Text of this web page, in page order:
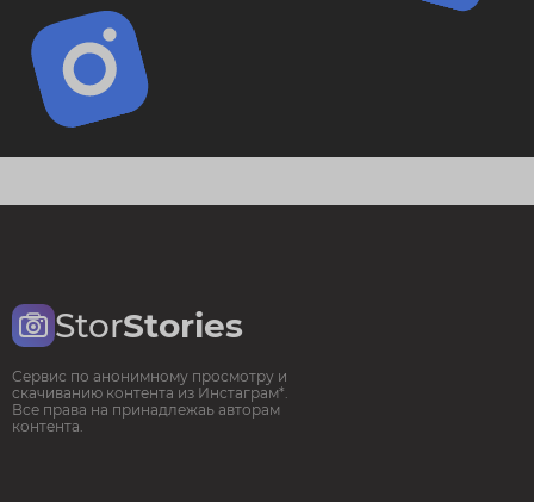
StorStories
Сервис по анонимному просмотру и
скачиванию контента из Инстаграм*.
Все права на принадлежаь авторам
контента.